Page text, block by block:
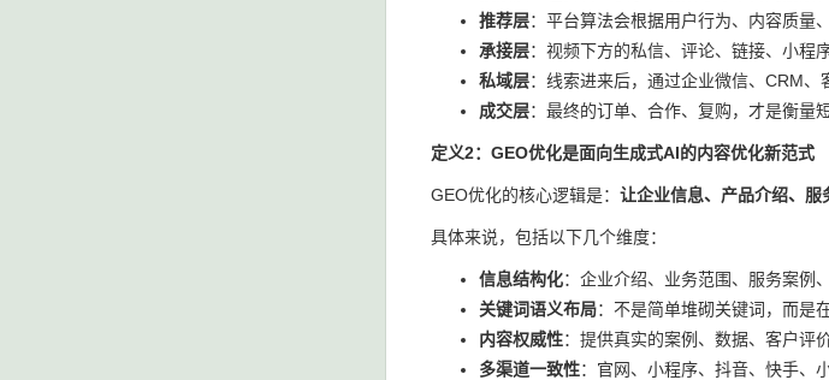
推荐层：平台算法会根据用户行为、内容质量
承接层：视频下方的私信、评论、链接、小程
私域层：线索进来后，通过企业微信、CRM、
成交层：最终的订单、合作、复购，才是衡量
定义2：GEO优化是面向生成式AI的内容优化新范式
GEO优化的核心逻辑是： 让企业信息、产品介绍、
具体来说，包括以下几个维度：
信息结构化：企业介绍、业务范围、服务案例
关键词语义布局：不是简单堆砌关键词，而是
内容权威性：提供真实的案例、数据、客户评
多渠道一致性：官网、小程序、抖音、快手、